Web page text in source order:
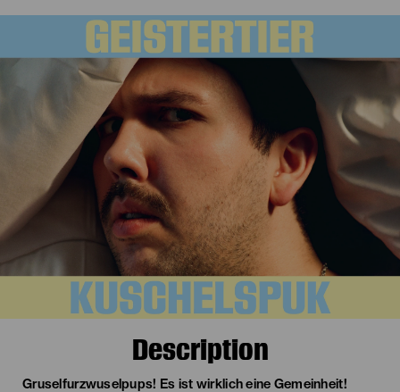
Description
Gruselfurzwuselpups! Es ist wirklich eine Gemeinheit!